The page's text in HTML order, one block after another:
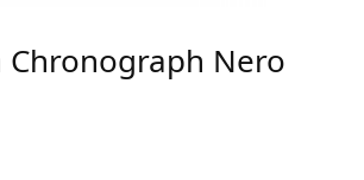
Chronograph Nero